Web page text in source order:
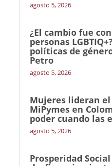
agosto 5, 2026
¿El cambio fue
personas
políticas de
Petro
agosto 5, 2026
Mujeres lideran el
MiPymes en
poder cuando las
agosto 5, 2026
Prosperidad